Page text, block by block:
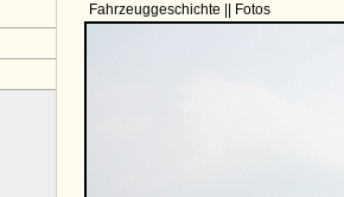
Fahrzeuggeschichte || Fotos